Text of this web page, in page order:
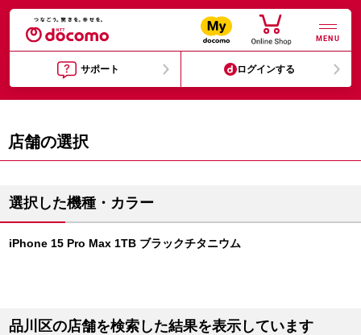
MENU
サポート ログインする
店舗の選択
選択した機種・カラー
iPhone 15 Pro Max 1TB ブラックチタニウム
品川区の店舗を検索した結果を表示しています